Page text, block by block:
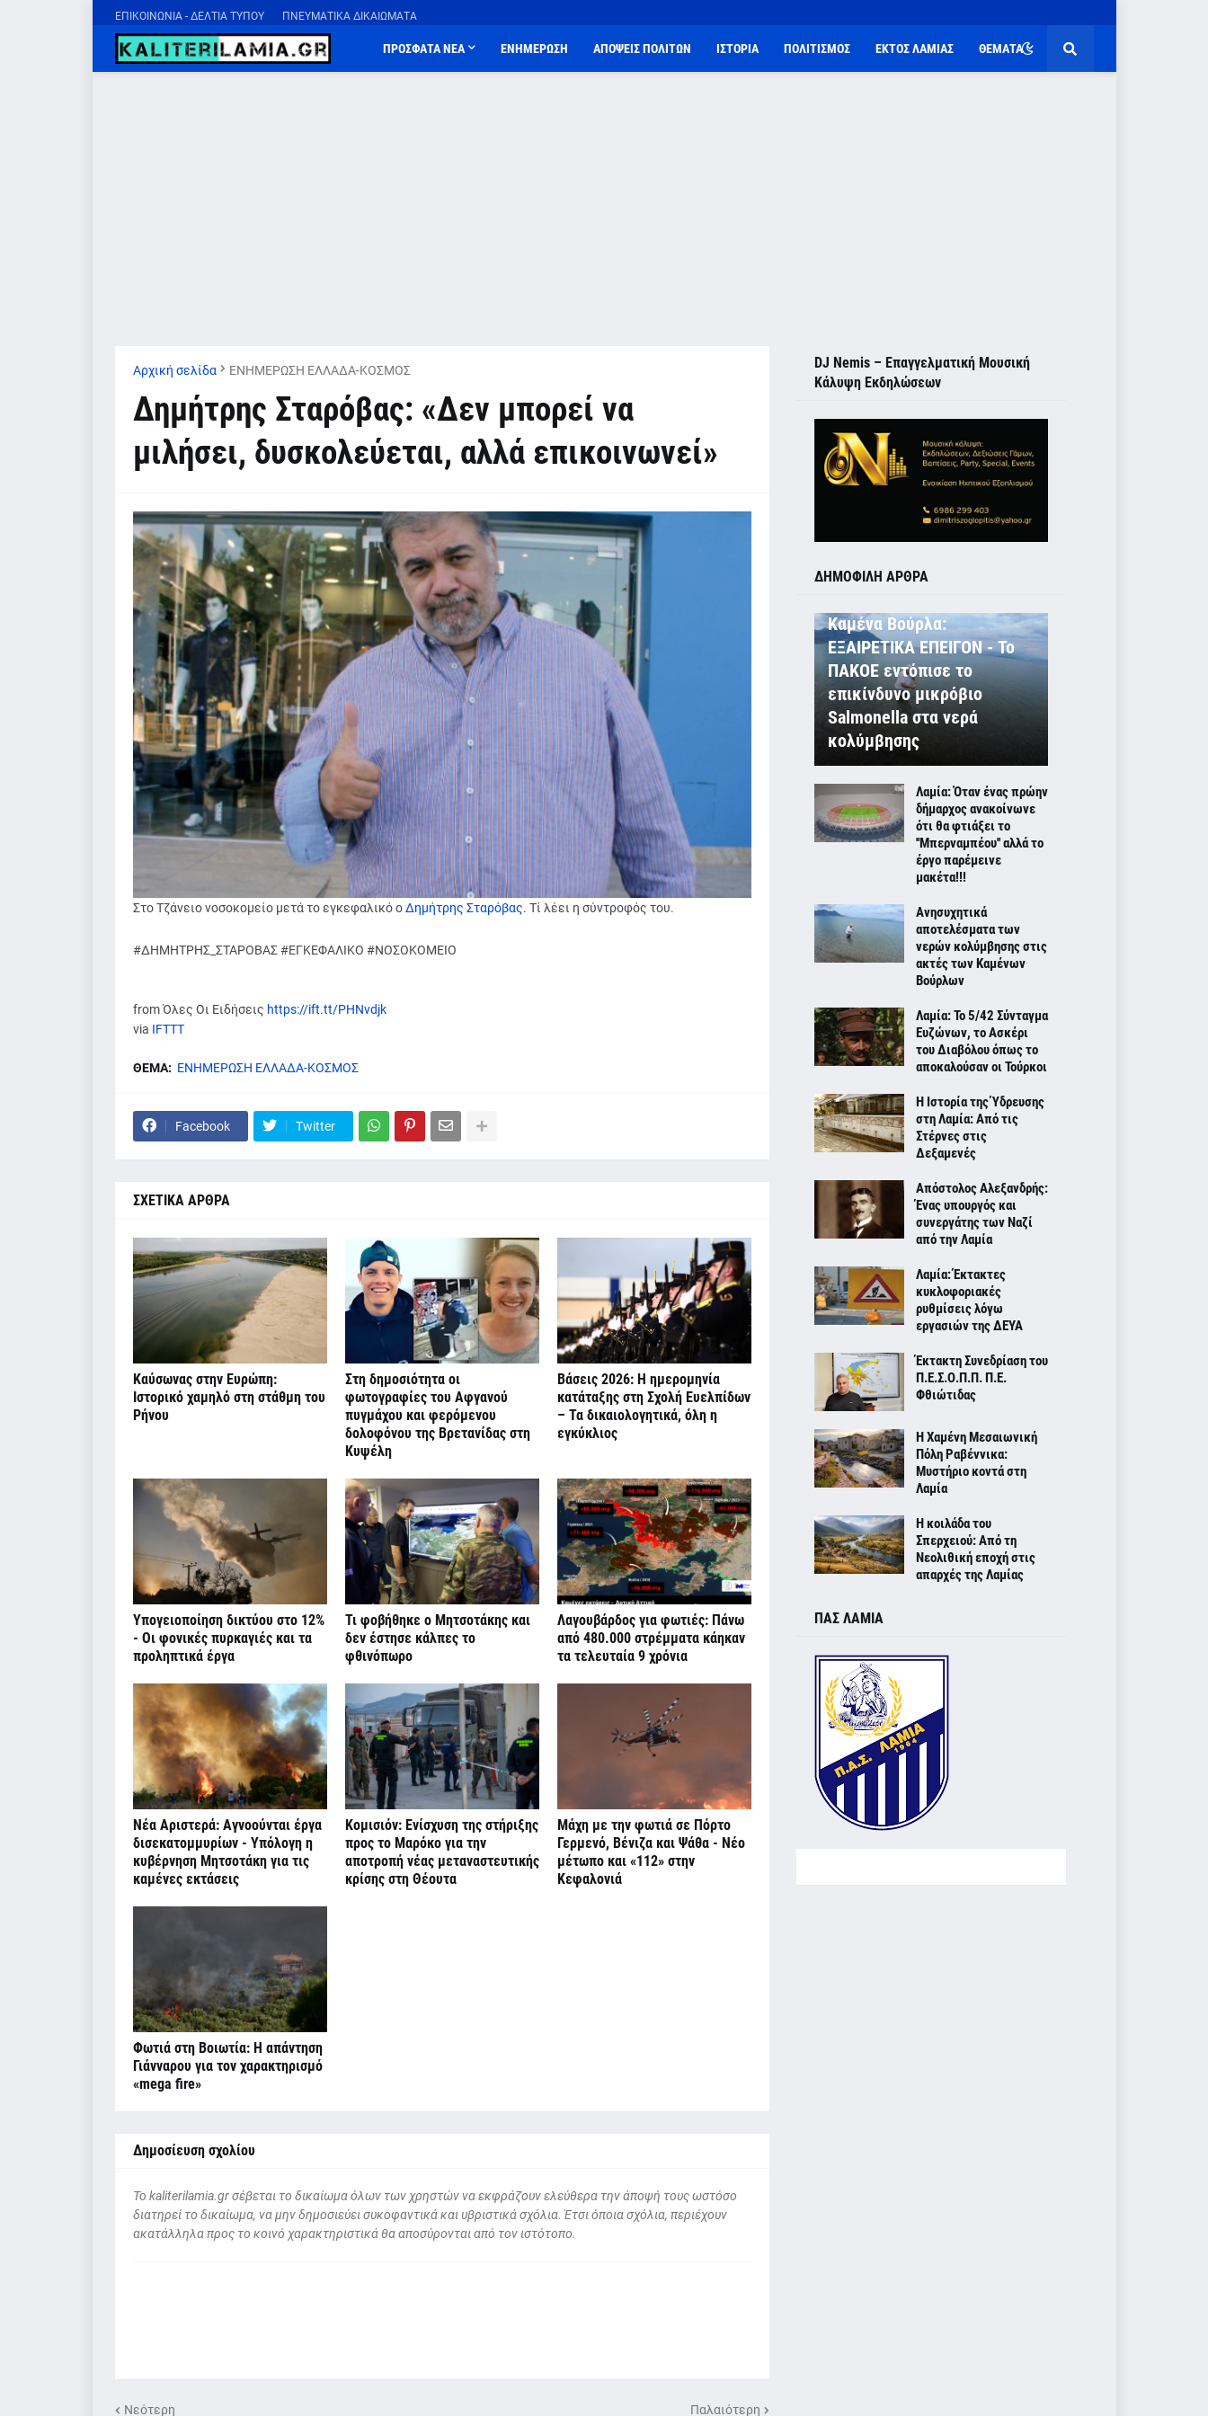
ΕΠΙΚΟΙΝΩΝΙΑ - ΔΕΛΤΙΑ ΤΥΠΟΥ ΠΝΕΥΜΑΤΙΚΑ ΔΙΚΑΙΩΜΑΤΑ
ΠΡΟΣΦΑΤΑ ΝΕΑ ΕΝΗΜΕΡΩΣΗ ΑΠΟΨΕΙΣ ΠΟΛΙΤΩΝ ΙΣΤΟΡΙΑ ΠΟΛΙΤΙΣΜΟΣ ΕΚΤΟΣ ΛΑΜΙΑΣ ΘΕΜΑΤΑ
Αρχική σελίδα ΕΝΗΜΕΡΩΣΗ ΕΛΛΑΔΑ-ΚΟΣΜΟΣ
Δημήτρης Σταρόβας: «Δεν μπορεί να
μιλήσει, δυσκολεύεται, αλλά επικοινωνεί»
Στο Τζάνειο νοσοκομείο μετά το εγκεφαλικό οΔημήτρης Σταρόβας. Τί λέει η σύντροφός του.
#ΔΗΜΗΤΡΗΣ_ΣΤΑΡΟΒΑΣ #ΕΓΚΕΦΑΛΙΚΟ #ΝΟΣΟΚΟΜΕΙΟ
from Όλες Οι Ειδήσεις https://ift.tt/PHNvdjk
via IFTTT
ΘΕΜΑ: ΕΝΗΜΕΡΩΣΗ ΕΛΛΑΔΑ-ΚΟΣΜΟΣ
Facebook Twitter
ΣΧΕΤΙΚΑ ΑΡΘΡΑ
Καύσωνας στην Ευρώπη:
Ιστορικό χαμηλό στη στάθμη του
Ρήνου
Στη δημοσιότητα οι
φωτογραφίες του Αφγανού
πυγμάχου και φερόμενου
δολοφόνου της Βρετανίδας στη
Κυψέλη
Βάσεις 2026: Η ημερομηνία
κατάταξης στη Σχολή Ευελπίδων
– Τα δικαιολογητικά, όλη η
εγκύκλιος
Υπογειοποίηση δικτύου στο 12%
- Οι φονικές πυρκαγιές και τα
προληπτικά έργα
Τι φοβήθηκε ο Μητσοτάκης και
δεν έστησε κάλπες το
φθινόπωρο
Λαγουβάρδος για φωτιές: Πάνω
από 480.000 στρέμματα κάηκαν
τα τελευταία 9 χρόνια
Νέα Αριστερά: Αγνοούνται έργα
δισεκατομμυρίων - Υπόλογη η
κυβέρνηση Μητσοτάκη για τις
καμένες εκτάσεις
Κομισιόν: Ενίσχυση της στήριξης
προς το Μαρόκο για την
αποτροπή νέας μεταναστευτικής
κρίσης στη Θέουτα
Μάχη με την φωτιά σε Πόρτο
Γερμενό, Βένιζα και Ψάθα - Νέο
μέτωπο και «112» στην
Κεφαλονιά
Φωτιά στη Βοιωτία: Η απάντηση
Γιάνναρου για τον χαρακτηρισμό
«mega fire»
Δημοσίευση σχολίου
To kaliterilamia.gr σέβεται το δικαίωμα όλων των χρηστών να εκφράζουν ελεύθερα την άποψή τους ωστόσο
διατηρεί το δικαίωμα, να μην δημοσιεύει συκοφαντικά και υβριστικά σχόλια. Έτσι όποια σχόλια, περιέχουν
ακατάλληλα προς το κοινό χαρακτηριστικά θα αποσύρονται από τον ιστότοπο.
Νεότερη Παλαιότερη
DJ Nemis – Επαγγελματική Μουσική
Κάλυψη Εκδηλώσεων
ΔΗΜΟΦΙΛΗ ΑΡΘΡΑ
Καμένα Βούρλα:
ΕΞΑΙΡΕΤΙΚΑ ΕΠΕΙΓΟΝ - Το
ΠΑΚΟΕ εντόπισε το
επικίνδυνο μικρόβιο
Salmonella στα νερά
κολύμβησης
Λαμία: Όταν ένας πρώην
δήμαρχος ανακοίνωνε
ότι θα φτιάξει το
''Μπερναμπέου'' αλλά το
έργο παρέμεινε
μακέτα!!!
Ανησυχητικά
αποτελέσματα των
νερών κολύμβησης στις
ακτές των Καμένων
Βούρλων
Λαμία: Το 5/42 Σύνταγμα
Ευζώνων, το Ασκέρι
του Διαβόλου όπως το
αποκαλούσαν οι Τούρκοι
Η Ιστορία της Ύδρευσης
στη Λαμία: Από τις
Στέρνες στις
Δεξαμενές
Απόστολος Αλεξανδρής:
Ένας υπουργός και
συνεργάτης των Ναζί
από την Λαμία
Λαμία: Έκτακτες
κυκλοφοριακές
ρυθμίσεις λόγω
εργασιών της ΔΕΥΑ
Έκτακτη Συνεδρίαση του
Π.Ε.Σ.Ο.Π.Π. Π.Ε.
Φθιώτιδας
Η Χαμένη Μεσαιωνική
Πόλη Ραβέννικα:
Μυστήριο κοντά στη
Λαμία
Η κοιλάδα του
Σπερχειού: Από τη
Νεολιθική εποχή στις
απαρχές της Λαμίας
ΠΑΣ ΛΑΜΙΑ